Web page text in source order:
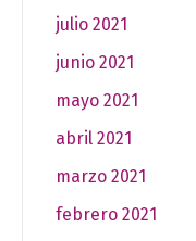
julio 2021
junio 2021
mayo 2021
abril 2021
marzo 2021
febrero 2021